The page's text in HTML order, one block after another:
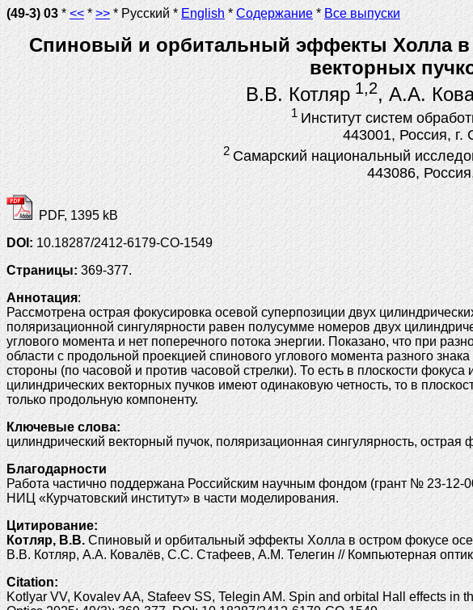
(49-3) 03 * << * >> * Русский * English * Содержание * Все выпуски
Спиновый и орбитальный эффекты Холла в
векторных
В.В. Котляр 1,2, А.А.
1 Институт систем
443001, Россия,
2 Самарский национальный
443086,
PDF, 1395 kB
DOI: 10.18287/2412-6179-CO-1549
Страницы:369-377.
Аннотация:
Рассмотрена острая фокусировка осевой суперпозиции двух
поляризационной сингулярности равен полусумме номеров двух
углового момента и нет поперечного потока энергии. Показано, что при
области с продольной проекцией спинового углового момента разного
стороны (по часовой и против часовой стрелки). То есть в плоскости
цилиндрических векторных пучков имеют одинаковую четность, то в
только продольную компоненту.
Ключевые слова:
цилиндрический векторный пучок, поляризационная сингулярность,
Благодарности
Работа частично поддержана Российским научным фондом (грант № 23-12-
НИЦ «Курчатовский институт» в части моделирования.
Цитирование:
Котляр, В.В. Спиновый и орбитальный эффекты Холла в остром фокусе
В.В. Котляр, А.А. Ковалёв, С.С. Стафеев, А.М. Телегин // Компьютерная
Citation:
Kotlyar VV, Kovalev AA, Stafeev SS, Telegin AM. Spin and orbital Hall effects